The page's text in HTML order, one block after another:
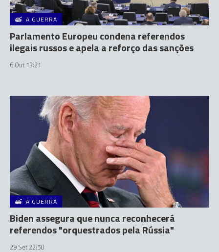
A GUERRA
Parlamento Europeu condena referendos
ilegais russos e apela a reforço das sanções
6 Out 13:21
A GUERRA
Biden assegura que nunca reconhecerá
referendos "orquestrados pela Rússia"
29 Set 22:50